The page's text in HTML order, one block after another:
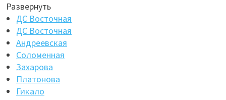
Развернуть
ДС Восточная
ДС Восточная
Андреевская
Соломенная
Захарова
Платонова
Гикало